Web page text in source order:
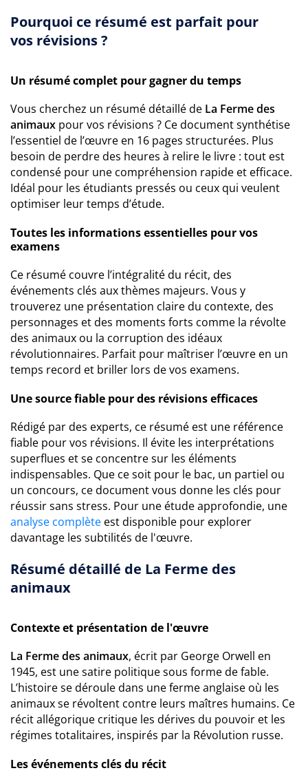
Pourquoi ce résumé est parfait pour
vos révisions ?
Un résumé complet pour gagner du temps
Vous cherchez un résumé détaillé de La Ferme des
animaux pour vos révisions ? Ce document synthétise
l’essentiel de l’œuvre en 16 pages structurées. Plus
besoin de perdre des heures à relire le livre : tout est
condensé pour une compréhension rapide et efficace.
Idéal pour les étudiants pressés ou ceux qui veulent
optimiser leur temps d’étude.
Toutes les informations essentielles pour vos
examens
Ce résumé couvre l’intégralité du récit, des
événements clés aux thèmes majeurs. Vous y
trouverez une présentation claire du contexte, des
personnages et des moments forts comme la révolte
des animaux ou la corruption des idéaux
révolutionnaires. Parfait pour maîtriser l’œuvre en un
temps record et briller lors de vos examens.
Une source fiable pour des révisions efficaces
Rédigé par des experts, ce résumé est une référence
fiable pour vos révisions. Il évite les interprétations
superflues et se concentre sur les éléments
indispensables. Que ce soit pour le bac, un partiel ou
un concours, ce document vous donne les clés pour
réussir sans stress. Pour une étude approfondie, une
analyse complète est disponible pour explorer
davantage les subtilités de l'œuvre.
Résumé détaillé de La Ferme des
animaux
Contexte et présentation de l'œuvre
La Ferme des animaux, écrit par George Orwell en
1945, est une satire politique sous forme de fable.
L’histoire se déroule dans une ferme anglaise où les
animaux se révoltent contre leurs maîtres humains. Ce
récit allégorique critique les dérives du pouvoir et les
régimes totalitaires, inspirés par la Révolution russe.
Les événements clés du récit